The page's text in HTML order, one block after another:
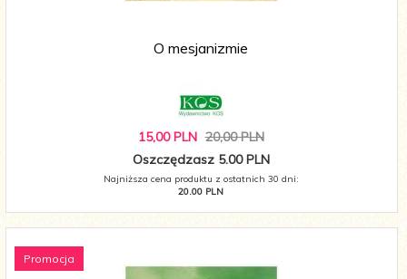
O mesjanizmie
15,00 PLN 20,00 PLN
Oszczędzasz 5.00 PLN
Najniższa cena produktu z ostatnich 30 dni:
20.00 PLN
Promocja